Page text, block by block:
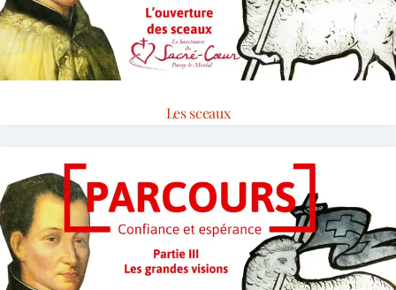
Les sceaux